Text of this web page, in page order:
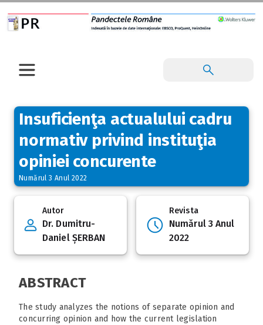
Insuficienţa actualului cadru
normativ privind instituţia
opiniei concurente
Numărul 3 Anul 2022
Autor
Dr. Dumitru-
Daniel ȘERBAN
Revista
Numărul 3 Anul
2022
ABSTRACT
The study analyzes the notions of separate opinion and
concurring opinion and how the current legislation